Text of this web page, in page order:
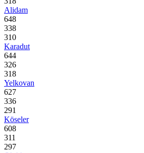
Alidam
648
338
310
Karadut
644
326
318
Yelkovan
627
336
291
Köseler
608
311
297